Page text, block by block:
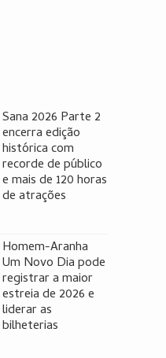
Sana 2026 Parte 2
encerra edição
histórica com
recorde de público
e mais de 120 horas
de atrações
Homem-Aranha
Um Novo Dia pode
registrar a maior
estreia de 2026 e
liderar as
bilheterias